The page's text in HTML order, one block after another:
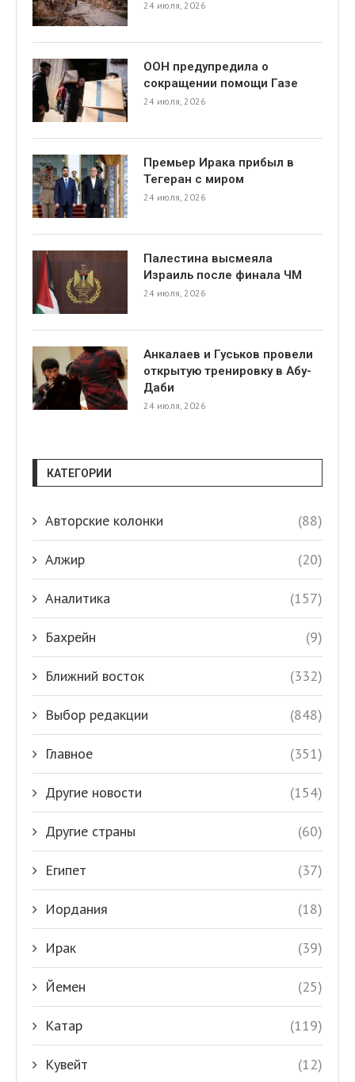
24 июля, 2026
ООН предупредила о
сокращении помощи Газе
24 июля, 2026
Премьер Ирака прибыл в
Тегеран с миром
24 июля, 2026
Палестина высмеяла
Израиль после финала ЧМ
24 июля, 2026
Анкалаев и Гуськов провели
открытую тренировку в Абу-
Даби
24 июля, 2026
КАТЕГОРИИ
Авторские колонки (88)
Алжир (20)
Аналитика (157)
Бахрейн (9)
Ближний восток (332)
Выбор редакции (848)
Главное (351)
Другие новости (154)
Другие страны (60)
Египет (37)
Иордания (18)
Ирак (39)
Йемен (25)
Катар (119)
Кувейт (12)